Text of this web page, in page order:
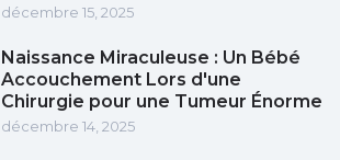
décembre 15, 2025
Naissance Miraculeuse : Un Bébé
Accouchement Lors d'une
Chirurgie pour une Tumeur Énorme
décembre 14, 2025